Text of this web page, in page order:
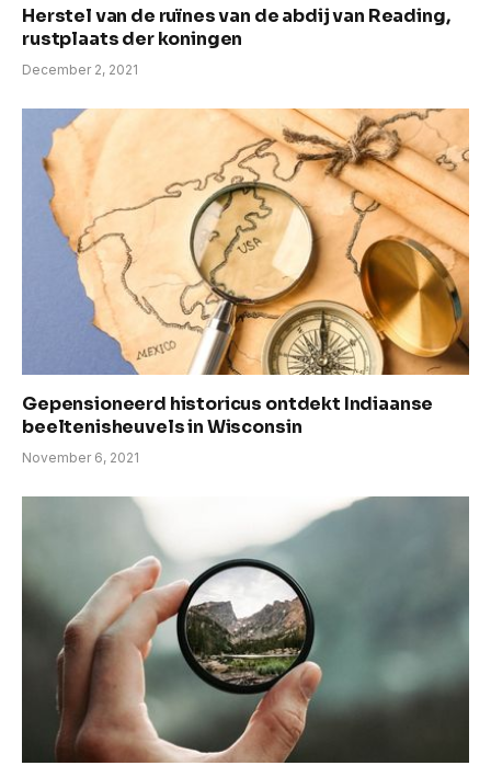
Herstel van de ruïnes van de abdij van Reading,
rustplaats der koningen
December 2, 2021
Gepensioneerd historicus ontdekt Indiaanse
beeltenisheuvels in Wisconsin
November 6, 2021